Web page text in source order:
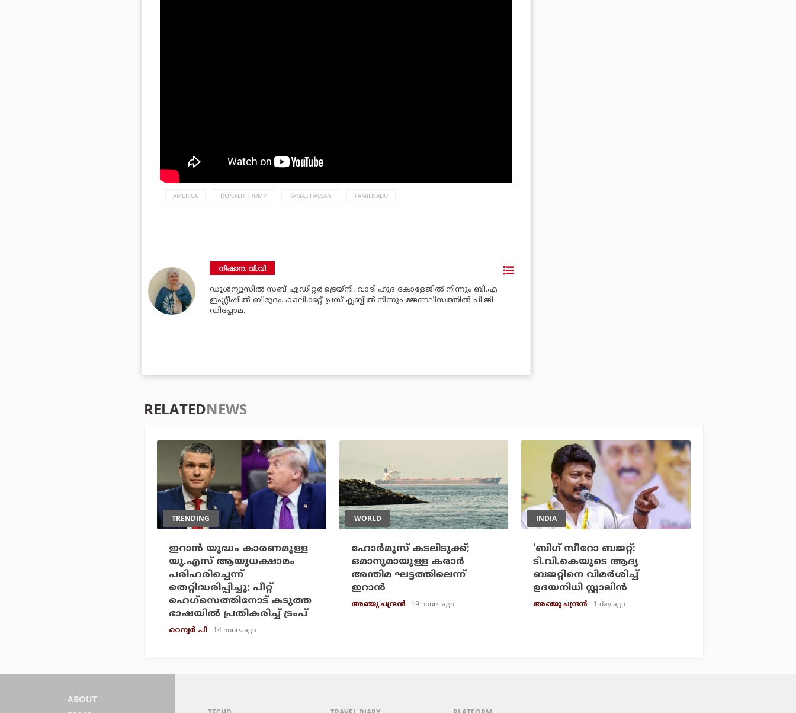
AMERICA DONALD TRUMP KAMAL HASSAN TAMILNADU
നിഷാന. വി.വി
ഡൂള്‍ന്യൂസില്‍ സബ് എഡിറ്റര്‍ ട്രെയ്‌നി. വാദി ഹുദ കോളേജില്‍ നിന്നും ബി.എ
ഇംഗ്ലീഷില്‍ ബിരുദം. കാലിക്കറ്റ് പ്രസ് ക്ലബ്ബില്‍ നിന്നും ജേണലിസത്തില്‍ പി.ജി
ഡിപ്ലോമ.
RELATEDNEWS
TRENDING
ഇറാന്‍ യുദ്ധം കാരണമുള്ള
യു.എസ് ആയുധക്ഷാമം
പരിഹരിച്ചെന്ന്
തെറ്റിദ്ധരിപ്പിച്ചു; പീറ്റ്
ഹെഗ്‌സെത്തിനോട് കടുത്ത
ഭാഷയില്‍ പ്രതികരിച്ച് ട്രംപ്
റെന്വര്‍ പി 14 hours ago
WORLD
ഹോര്‍മുസ് കടലിടുക്ക്;
ഒമാനുമായുള്ള കരാര്‍
അന്തിമ ഘട്ടത്തിലെന്ന്
ഇറാന്‍
അഞ്ജു ചന്ദ്രന്‍ 19 hours ago
INDIA
'ബിഗ് സീറോ ബജറ്റ്:
ടി.വി.കെയുടെ ആദ്യ
ബജറ്റിനെ വിമര്‍ശിച്ച്
ഉദയനിധി സ്റ്റാലിന്‍
അഞ്ജു ചന്ദ്രന്‍ 1 day ago
ABOUT